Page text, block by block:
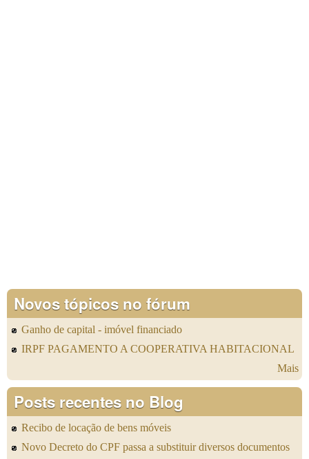
Novos tópicos no fórum
Ganho de capital - imóvel financiado
IRPF PAGAMENTO A COOPERATIVA HABITACIONAL
Mais
Posts recentes no Blog
Recibo de locação de bens móveis
Novo Decreto do CPF passa a substituir diversos documentos